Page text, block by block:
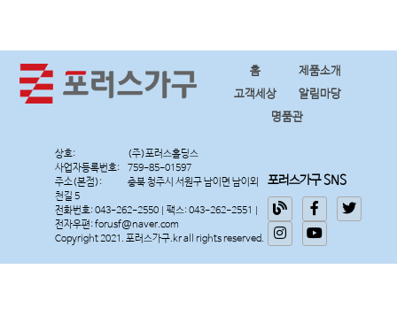
홈
제품소개
고객세상
알림마당
명품관
상호:
사업자등록번호:
주소(본점):
충북 청주시 서원구 남이면 남이외
천길 5
전화번호: 043-262-2550 | 팩스: 043-262-2551 |
전자우편: forusf@naver.com
포러스가구 SNS